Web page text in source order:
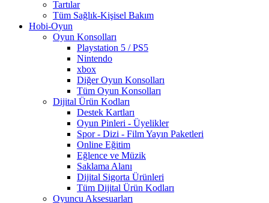
Tartılar
Tüm Sağlık-Kişisel Bakım
Hobi-Oyun
Oyun Konsolları
Playstation 5 / PS5
Nintendo
xbox
Diğer Oyun Konsolları
Tüm Oyun Konsolları
Dijital Ürün Kodları
Destek Kartları
Oyun Pinleri - Üyelikler
Spor - Dizi - Film Yayın Paketleri
Online Eğitim
Eğlence ve Müzik
Saklama Alanı
Dijital Sigorta Ürünleri
Tüm Dijital Ürün Kodları
Oyuncu Aksesuarları